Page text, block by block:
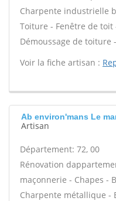
Charpente industrielle
Toiture - Fenêtre de toit
Démoussage de toiture
Voir la fiche artisan :
Ab environ'mans Le
Artisan
Département: 72, 00
Rénovation
maçonnerie - Chapes -
Charpente métallique -